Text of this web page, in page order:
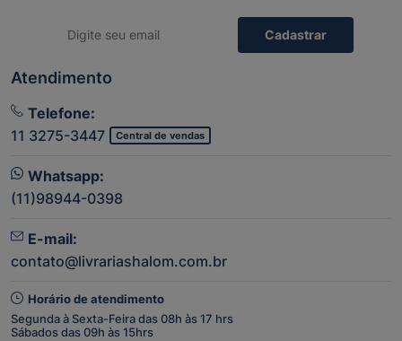
Cadastrar
Atendimento
Telefone:
11 3275-3447
Central de vendas
Whatsapp:
(11)98944-0398
E-mail:
contato@livrariashalom.com.br
Horário de atendimento
Segunda à Sexta-Feira das 08h às 17 hrs
Sábados das 09h às 15hrs